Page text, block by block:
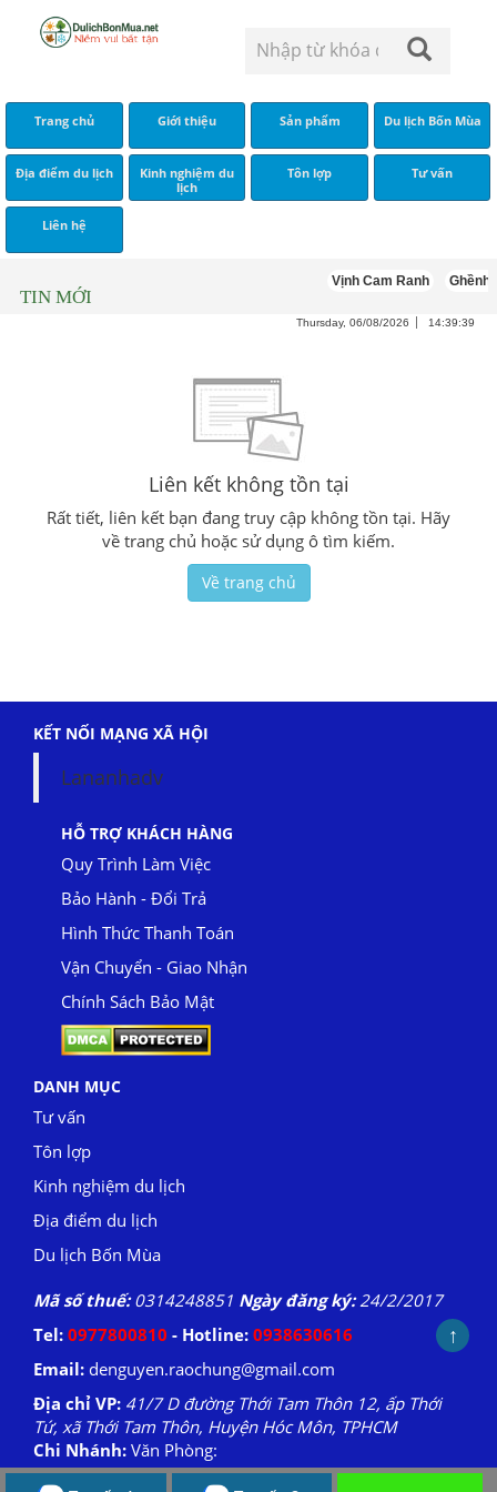
Trang chủ Giới thiệu Sản phẩm Du lịch Bốn Mùa
Địa điểm du lịch
Kinh nghiệm du
lịch
Tôn lợp Tư vấn
Liên hệ
TIN MỚI
Vịnh Cam Ranh Ghềnh
Thursday, 06/08/2026 14:39:39
Liên kết không tồn tại
Rất tiết, liên kết bạn đang truy cập không tồn tại. Hãy
về trang chủ hoặc sử dụng ô tìm kiếm.
Về trang chủ
KẾT NỐI MẠNG XÃ HỘI
Lananhadv
HỖ TRỢ KHÁCH HÀNG
Quy Trình Làm Việc
Bảo Hành - Đổi Trả
Hình Thức Thanh Toán
Vận Chuyển - Giao Nhận
Chính Sách Bảo Mật
DANH MỤC
Tư vấn
Tôn lợp
Kinh nghiệm du lịch
Địa điểm du lịch
Du lịch Bốn Mùa
Mã số thuế:0314248851 Ngày đăng ký:24/2/2017
Tel: 0977800810 - Hotline: 0938630616
Email: denguyen.raochung@gmail.com
Địa chỉ VP: 41/7 D đường Thới Tam Thôn 12, ấp Thới
Tứ, xã Thới Tam Thôn, Huyện Hóc Môn, TPHCM
Chi Nhánh: Văn Phòng:
↑